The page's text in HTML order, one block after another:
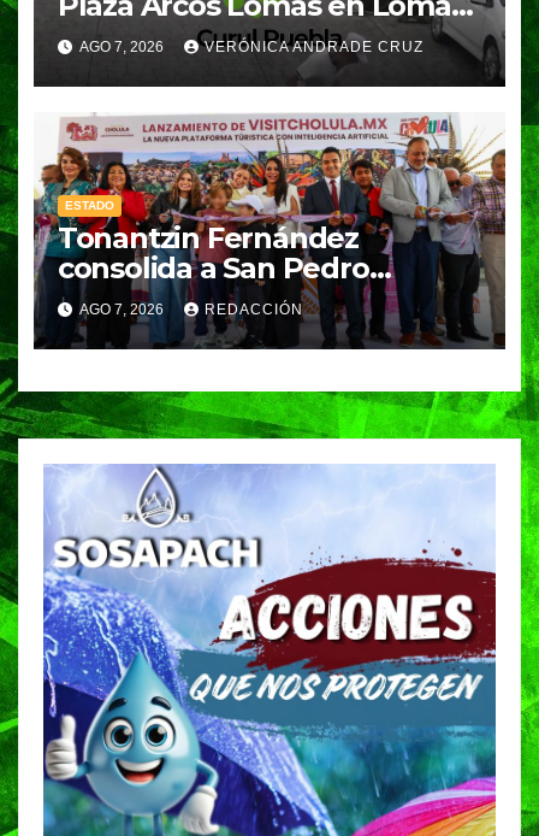
de Angelópolis; delincuentes
huyeron en auto
AGO 7, 2026 VERÓNICA ANDRADE CRUZ
ESTADO
Tonantzin Fernández
consolida a San Pedro
Cholula como referente en
turismo inteligente
AGO 7, 2026 REDACCIÓN